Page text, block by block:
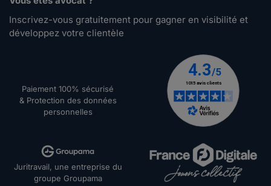
Inscrivez-vous gratuitement pour gagner en visibilité et
développez votre clientèle
Paiement 100% sécurisé
& Protection des données
personnelles
Juritravail, une entreprise du
groupe Groupama